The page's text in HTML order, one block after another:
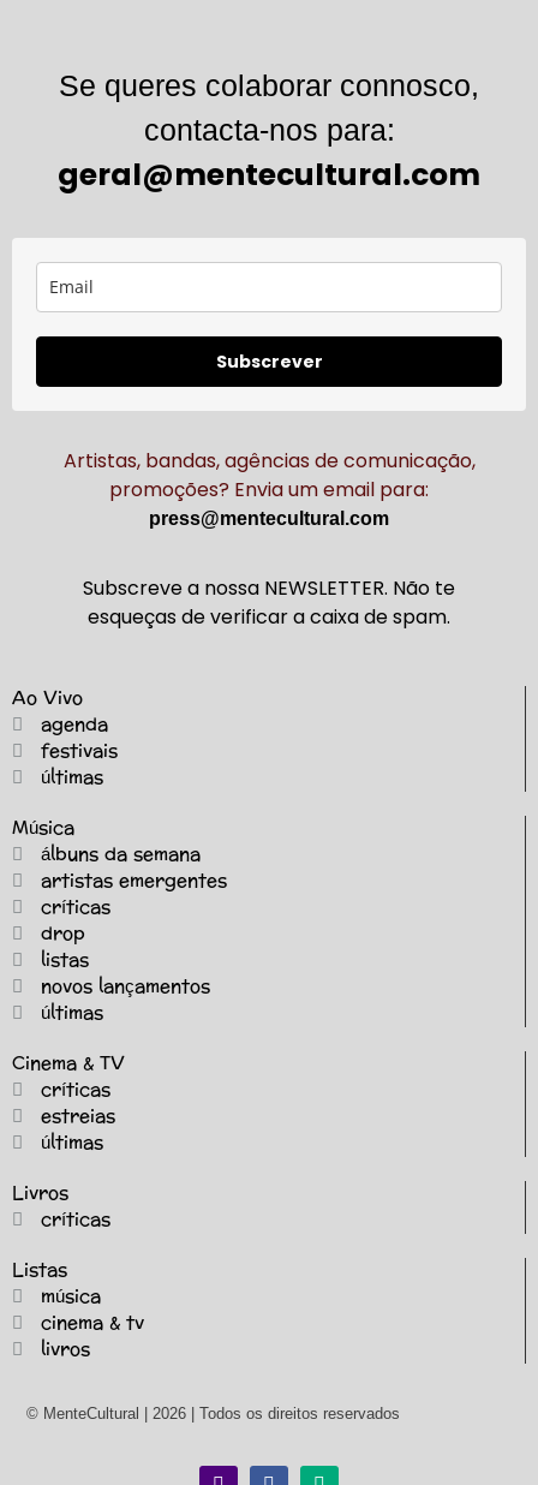
Se queres colaborar connosco,
contacta-nos para:
geral@mentecultural.com
Subscrever
Artistas, bandas, agências de comunicação,
promoções? Envia um email para:
press@mentecultural.com
Subscreve a nossa NEWSLETTER. Não te
esqueças de verificar a caixa de spam.
Ao Vivo
agenda
festivais
últimas
Música
álbuns da semana
artistas emergentes
críticas
drop
listas
novos lançamentos
últimas
Cinema & TV
críticas
estreias
últimas
Livros
críticas
Listas
música
cinema & tv
livros
© MenteCultural | 2026 | Todos os direitos reservados